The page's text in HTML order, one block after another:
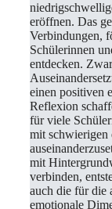
eröffnen. Das
Verbindungen,
Schülerinnen
entdecken.
einen positiven
Reflexion
für viele
mit schwierigen
mit
verbinden,
auch die für die
emotionale